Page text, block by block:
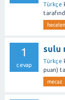
Türkçe
1
cevap
sulu
Türkçe
puan)
mecaz